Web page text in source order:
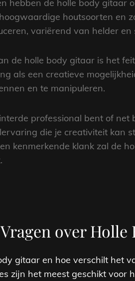
hebben de holle body gitaar
houtsoorten en
variërend van helder
de holle body gitaar is het
als een creatieve
en te manipuleren.
professional bent of
die je creativiteit kan
kenmerkende klank zal de
over Holle
gitaar en hoe verschilt het
zijn het meest geschikt voor